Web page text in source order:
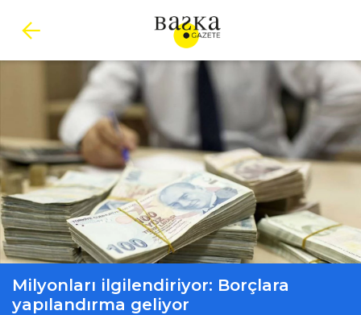
Milyonları ilgilendiriyor: Borçlara
yapılandırma geliyor